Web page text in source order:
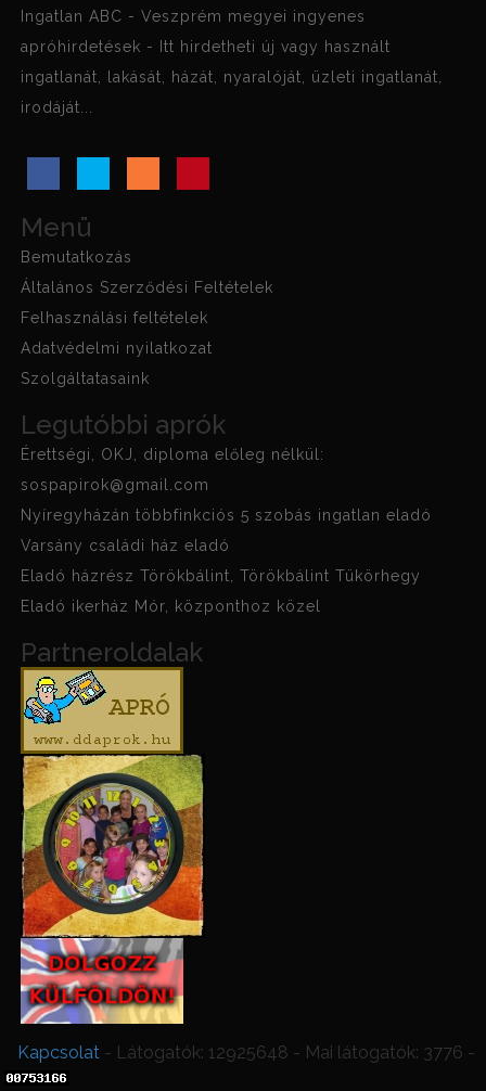
Ingatlan ABC - Veszprém megyei ingyenes
apróhirdetések - Itt hirdetheti új vagy használt
ingatlanát, lakását, házát, nyaralóját, üzleti ingatlanát,
irodáját...
Menü
Bemutatkozás
Általános Szerződési Feltételek
Felhasználási feltételek
Adatvédelmi nyilatkozat
Szolgáltatasaink
Legutóbbi aprók
Érettségi, OKJ, diploma előleg nélkül:
sospapirok@gmail.com
Nyíregyházán többfinkciós 5 szobás ingatlan eladó
Varsány családi ház eladó
Eladó házrész Törökbálint, Törökbálint Tükörhegy
Eladó ikerház Mór, központhoz közel
Partneroldalak
Kapcsolat - Látogatók: 12925648 - Mai látogatók: 3776 -